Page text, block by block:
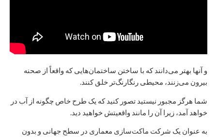
و آنها بهتر می‌دانند که با ساختن ساختمان‌هایی که واقعاً از صحنه
بیرون می‌زنند، محیطی رنگارنگ‌تر خلق کنند.
شما هرگز مجبور نیستید تصور کنید که یک طرح خاص چگونه از آب در
خواهد آمد، زیرا آن را مانند واقعیتش خواهید دید.
به عنوان یک شرکت ماکت‌سازی معماری در سطح جهانی و بدون